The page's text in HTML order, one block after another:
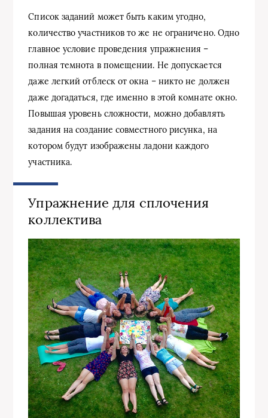
Список заданий может быть каким угодно,
количество участников то же не ограничено. Одно
главное условие проведения упражнения –
полная темнота в помещении. Не допускается
даже легкий отблеск от окна – никто не должен
даже догадаться, где именно в этой комнате окно.
Повышая уровень сложности, можно добавлять
задания на создание совместного рисунка, на
котором будут изображены ладони каждого
участника.
Упражнение для сплочения
коллектива